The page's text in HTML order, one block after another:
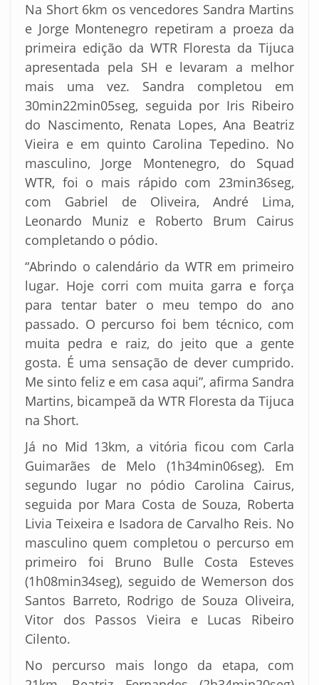
Na Short 6km os vencedores Sandra Martins
e Jorge Montenegro repetiram a proeza da
primeira edição da WTR Floresta da Tijuca
apresentada pela SH e levaram a melhor
mais uma vez. Sandra completou em
30min22min05seg, seguida por Iris Ribeiro
do Nascimento, Renata Lopes, Ana Beatriz
Vieira e em quinto Carolina Tepedino. No
masculino, Jorge Montenegro, do Squad
WTR, foi o mais rápido com 23min36seg,
com Gabriel de Oliveira, André Lima,
Leonardo Muniz e Roberto Brum Cairus
completando o pódio.
“Abrindo o calendário da WTR em primeiro
lugar. Hoje corri com muita garra e força
para tentar bater o meu tempo do ano
passado. O percurso foi bem técnico, com
muita pedra e raiz, do jeito que a gente
gosta. É uma sensação de dever cumprido.
Me sinto feliz e em casa aqui”, afirma Sandra
Martins, bicampeã da WTR Floresta da Tijuca
na Short.
Já no Mid 13km, a vitória ficou com Carla
Guimarães de Melo (1h34min06seg). Em
segundo lugar no pódio Carolina Cairus,
seguida por Mara Costa de Souza, Roberta
Livia Teixeira e Isadora de Carvalho Reis. No
masculino quem completou o percurso em
primeiro foi Bruno Bulle Costa Esteves
(1h08min34seg), seguido de Wemerson dos
Santos Barreto, Rodrigo de Souza Oliveira,
Vitor dos Passos Vieira e Lucas Ribeiro
Cilento.
No percurso mais longo da etapa, com